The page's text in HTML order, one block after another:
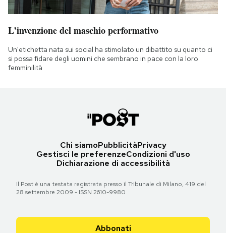
L’invenzione del maschio performativo
Un'etichetta nata sui social ha stimolato un dibattito su quanto ci
si possa fidare degli uomini che sembrano in pace con la loro
femminilità
Chi siamoPubblicitàPrivacy
Gestisci le preferenzeCondizioni d'uso
Dichiarazione di accessibilità
Il Post è una testata registrata presso il Tribunale di Milano, 419 del
28 settembre 2009 - ISSN 2610-9980
Abbonati